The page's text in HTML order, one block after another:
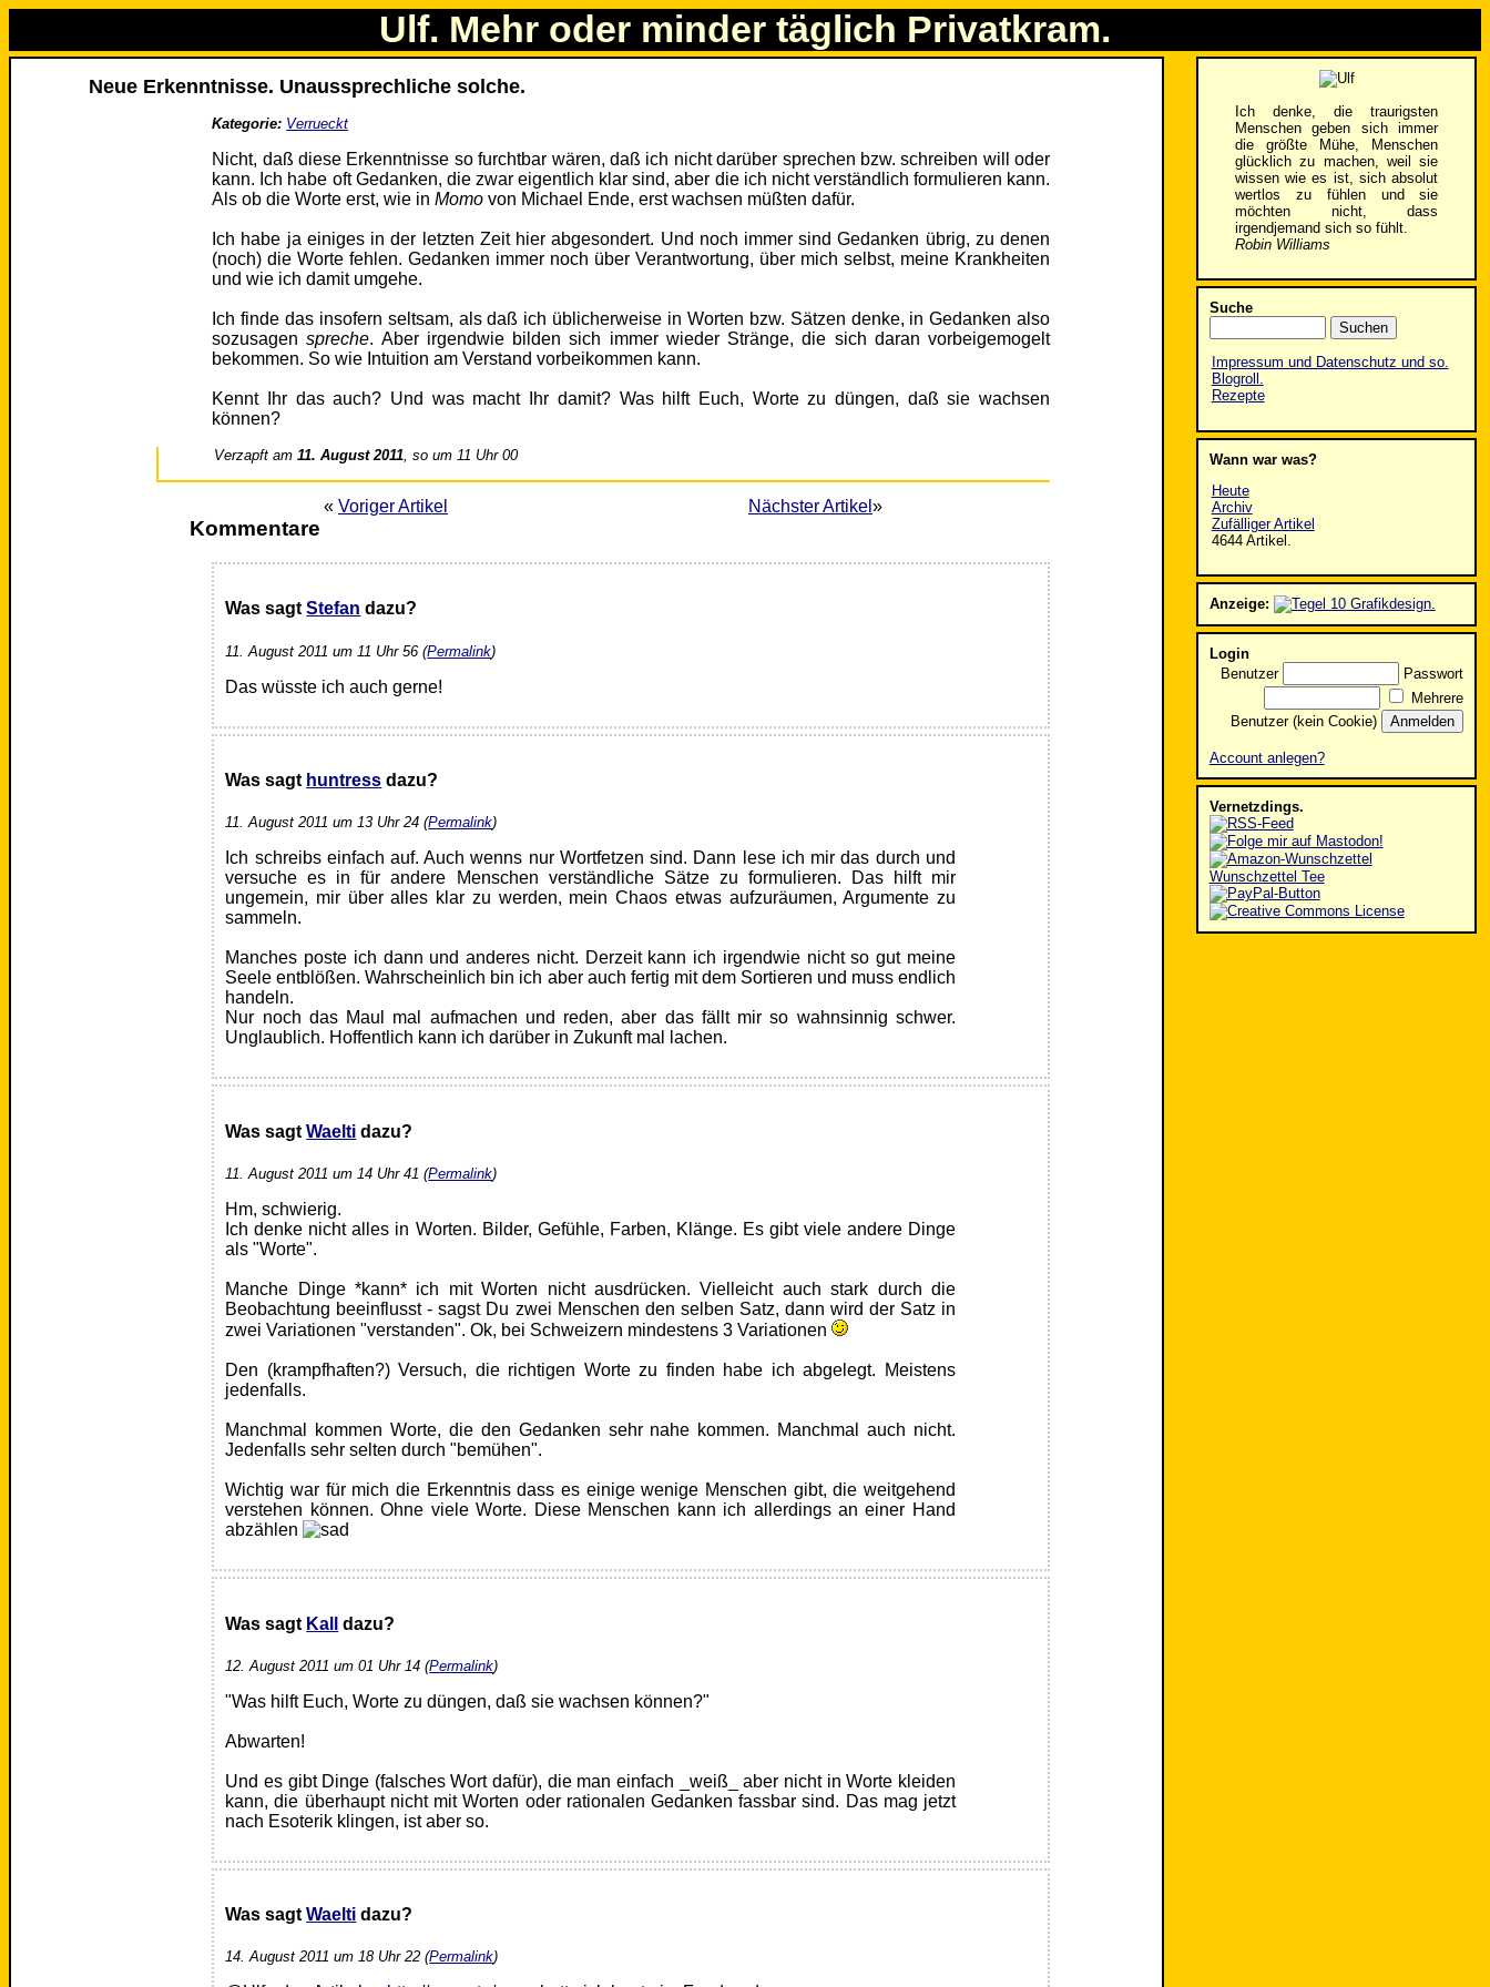
Ulf. Mehr oder minder täglich Privatkram.
Neue Erkenntnisse. Unaussprechliche solche.
Kategorie: Verrueckt
Nicht, daß diese Erkenntnisse so furchtbar wären, daß ich nicht darüber sprechen bzw. schreiben will oder
kann. Ich habe oft Gedanken, die zwar eigentlich klar sind, aber die ich nicht verständlich formulieren kann.
Als ob die Worte erst, wie inMomo von Michael Ende, erst wachsen müßten dafür.
Ich habe ja einiges in der letzten Zeit hier abgesondert. Und noch immer sind Gedanken übrig, zu denen
(noch) die Worte fehlen. Gedanken immer noch über Verantwortung, über mich selbst, meine Krankheiten
und wie ich damit umgehe.
Ich finde das insofern seltsam, als daß ich üblicherweise in Worten bzw. Sätzen denke, in Gedanken also
sozusagenspreche. Aber irgendwie bilden sich immer wieder Stränge, die sich daran vorbeigemogelt
bekommen. So wie Intuition am Verstand vorbeikommen kann.
Kennt Ihr das auch? Und was macht Ihr damit? Was hilft Euch, Worte zu düngen, daß sie wachsen
können?
Verzapft am11. August 2011, so um 11 Uhr 00
« Voriger Artikel Nächster Artikel »
Kommentare
Was sagtStefan dazu?
11. August 2011 um 11 Uhr 56 (Permalink)
Das wüsste ich auch gerne!
Was sagt huntress dazu?
11. August 2011 um 13 Uhr 24 (Permalink)
Ich schreibs einfach auf. Auch wenns nur Wortfetzen sind. Dann lese ich mir das durch und
versuche es in für andere Menschen verständliche Sätze zu formulieren. Das hilft mir
ungemein, mir über alles klar zu werden, mein Chaos etwas aufzuräumen, Argumente zu
sammeln.
Manches poste ich dann und anderes nicht. Derzeit kann ich irgendwie nicht so gut meine
Seele entblößen. Wahrscheinlich bin ich aber auch fertig mit dem Sortieren und muss endlich
handeln.
Nur noch das Maul mal aufmachen und reden, aber das fällt mir so wahnsinnig schwer.
Unglaublich. Hoffentlich kann ich darüber in Zukunft mal lachen.
Was sagtWaelti dazu?
11. August 2011 um 14 Uhr 41 (Permalink)
Hm, schwierig.
Ich denke nicht alles in Worten. Bilder, Gefühle, Farben, Klänge. Es gibt viele andere Dinge
als "Worte".
Manche Dinge *kann* ich mit Worten nicht ausdrücken. Vielleicht auch stark durch die
Beobachtung beeinflusst - sagst Du zwei Menschen den selben Satz, dann wird der Satz in
zwei Variationen "verstanden". Ok, bei Schweizern mindestens 3 Variationen
Den (krampfhaften?) Versuch, die richtigen Worte zu finden habe ich abgelegt. Meistens
jedenfalls.
Manchmal kommen Worte, die den Gedanken sehr nahe kommen. Manchmal auch nicht.
Jedenfalls sehr selten durch "bemühen".
Wichtig war für mich die Erkenntnis dass es einige wenige Menschen gibt, die weitgehend
verstehen können. Ohne viele Worte. Diese Menschen kann ich allerdings an einer Hand
abzählen
Was sagt Kall dazu?
12. August 2011 um 01 Uhr 14 (Permalink)
"Was hilft Euch, Worte zu düngen, daß sie wachsen können?"
Abwarten!
Und es gibt Dinge (falsches Wort dafür), die man einfach _weiß_ aber nicht in Worte kleiden
kann, die überhaupt nicht mit Worten oder rationalen Gedanken fassbar sind. Das mag jetzt
nach Esoterik klingen, ist aber so.
Was sagtWaelti dazu?
14. August 2011 um 18 Uhr 22 (Permalink)
Ich denke, die traurigsten
Menschen geben sich immer
die größte Mühe, Menschen
glücklich zu machen, weil sie
wissen wie es ist, sich absolut
wertlos zu fühlen und sie
möchten nicht, dass
irgendjemand sich so fühlt.
Robin Williams
Suche
Impressum und Datenschutz und so.
Blogroll.
Rezepte
Wann war was?
Heute
Archiv
Zufälliger Artikel
4644 Artikel.
Anzeige:
Login
Benutzer
Passwort
Mehrere
Benutzer (kein Cookie)
Account anlegen?
Vernetzdings.
Wunschzettel Tee